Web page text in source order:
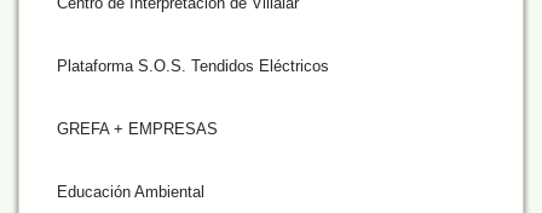
Plataforma S.O.S. Tendidos Eléctricos
GREFA + EMPRESAS
Educación Ambiental